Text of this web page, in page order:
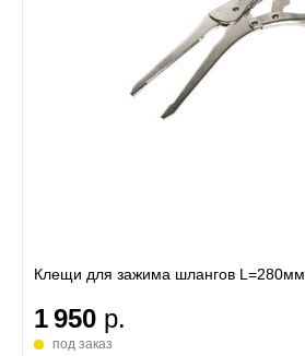
Клещи для зажима шлангов
1 950 р.
под заказ